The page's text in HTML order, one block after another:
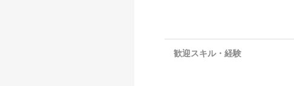
歓迎スキル・経験